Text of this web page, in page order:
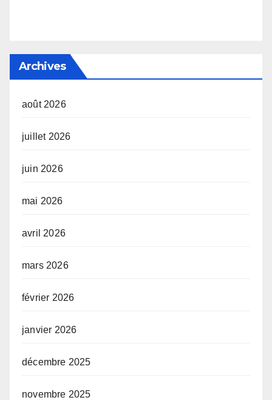
Archives
août 2026
juillet 2026
juin 2026
mai 2026
avril 2026
mars 2026
février 2026
janvier 2026
décembre 2025
novembre 2025